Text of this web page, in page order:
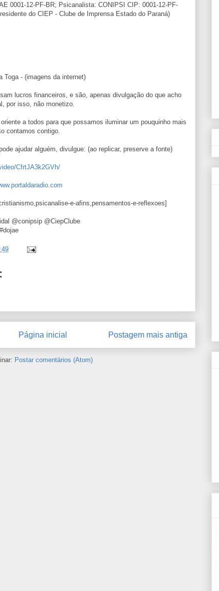
0001-12-PF-BR; Psicanalista: CONIPSI CIP: 0001-12-PF-
do CIEP - Clube de Imprensa Estado do Paraná)
Toga - (imagens da internet)
lucros financeiros, e são, apenas divulgação do que acho
por isso, não monetizo.
a todos para que possamos iluminar um pouquinho mais
contamos contigo.
ajudar alguém, divulgue: (ao replicar, preserve a fonte)
CfrtJA3k2GVh/
e-afins,pensamentos-e-reflexoes]
@conipsip @CiepClube
Postagem mais antiga
Página inicial
Postar comentários (Atom)